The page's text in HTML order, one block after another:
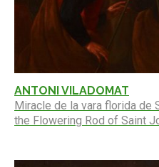
ANTONI VILADOMAT
Miracle de la vara florida de
the Flowering Rod of Saint